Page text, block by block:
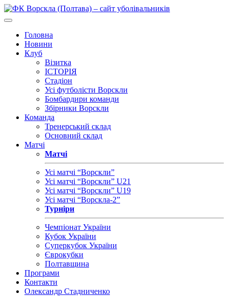
Головна
Новини
Клуб
Візитка
ІСТОРІЯ
Стадіон
Усі футболісти Ворскли
Бомбардири команди
Збірники Ворскли
Команда
Тренерський склад
Основний склад
Матчі
Матчі
Усі матчі “Ворскли”
Усі матчі “Ворскли” U21
Усі матчі “Ворскли” U19
Усі матчі “Ворскла-2”
Турніри
Чемпіонат України
Кубок України
Суперкубок України
Єврокубки
Полтавщина
Програми
Контакти
Олександр Стадниченко